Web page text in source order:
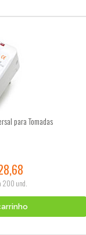
para Tomadas
200 und.